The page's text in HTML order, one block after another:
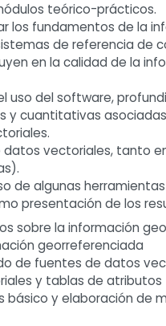
teórico-prácticos.
los fundamentos de la
de referencia de
en la calidad de la
uso del software,
y cuantitativas
datos vectoriales, tanto
de algunas
presentación de los
sobre la información
georreferenciada
de fuentes de datos
y tablas de atributos
básico y elaboración de